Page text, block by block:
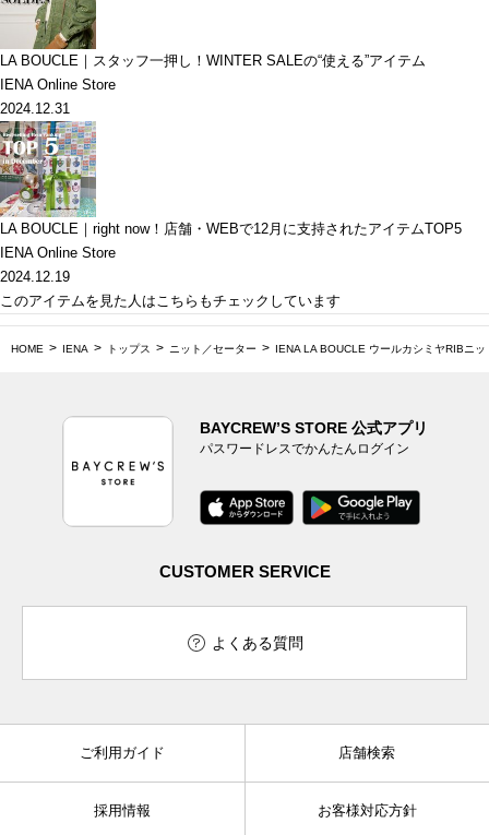
LA BOUCLE｜スタッフ一押し！WINTER SALEの“使える”アイテム
IENA Online Store
2024.12.31
LA BOUCLE｜right now！店舗・WEBで12月に支持されたアイテムTOP5
IENA Online Store
2024.12.19
このアイテムを見た人はこちらもチェックしています
HOME IENA トップス ニット／セーター IENA LA BOUCLE ウールカシミヤRIBニッ
BAYCREW’S STORE 公式アプリ
パスワードレスでかんたんログイン
CUSTOMER SERVICE
よくある質問
ご利用ガイド 店舗検索
採用情報 お客様対応方針